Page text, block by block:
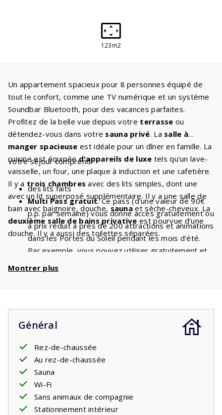
123m2
Un appartement spacieux pour 8 personnes équipé de
tout le confort, comme une TV numérique et un système
Soundbar Bluetooth, pour des vacances parfaites.
Profitez de la belle vue depuis votre terrasse ou
détendez-vous dans votre sauna privé. La salle à
manger spacieuse est idéale pour un dîner en famille. La
cuisine est équipéed'appareils de luxe tels qu'un lave-
vaisselle, un four, une plaque à induction et une cafetière.
Il y a trois chambres avec des lits simples, dont une
avec un lit superposé supplémentaire. Il y a une salle de
bain avec baignoire, douche, saunaet sèche-cheveux. La
deuxième salle de bains privative est pourvue d'une
douche. Il y a aussi des toilettes séparées.
Votre séjour comprend:
des lits faits
Multi Pass gratuit. Ce pass (d'une valeur de 90€
p.p. par semaine) vous donne accès gratuitement ou
à prix réduit à près de 200 attractions et animations
dans les Portes du Soleil pendant les mois d'été.
Par exemple, vous pouvez utiliser gratuitement et
de manière illimitée les
téléphériques
réservez 2 semaines !
Montrer plus
Général
Rez-de-chaussée
Au rez-de-chaussée
Sauna
Wi-Fi
Sans animaux de compagnie
Stationnement intérieur